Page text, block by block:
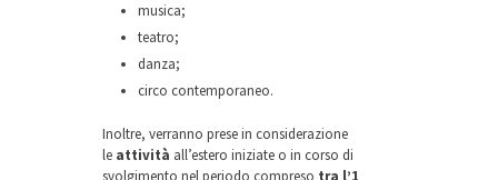
musica;
teatro;
danza;
circo contemporaneo.
Inoltre, verranno prese in considerazione
le attività all’estero iniziate o in corso di
svolgimento nel periodo compreso tra l’1